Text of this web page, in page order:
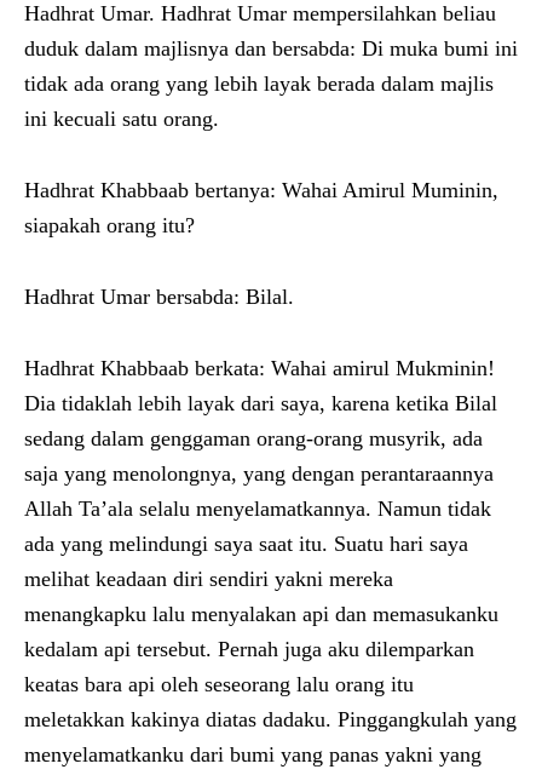
Hadhrat Umar. Hadhrat Umar mempersilahkan beliau
duduk dalam majlisnya dan bersabda: Di muka bumi ini
tidak ada orang yang lebih layak berada dalam majlis
ini kecuali satu orang.
Hadhrat Khabbaab bertanya: Wahai Amirul Muminin,
siapakah orang itu?
Hadhrat Umar bersabda: Bilal.
Hadhrat Khabbaab berkata: Wahai amirul Mukminin!
Dia tidaklah lebih layak dari saya, karena ketika Bilal
sedang dalam genggaman orang-orang musyrik, ada
saja yang menolongnya, yang dengan perantaraannya
Allah Ta’ala selalu menyelamatkannya. Namun tidak
ada yang melindungi saya saat itu. Suatu hari saya
melihat keadaan diri sendiri yakni mereka
menangkapku lalu menyalakan api dan memasukanku
kedalam api tersebut. Pernah juga aku dilemparkan
keatas bara api oleh seseorang lalu orang itu
meletakkan kakinya diatas dadaku. Pinggangkulah yang
menyelamatkanku dari bumi yang panas yakni yang